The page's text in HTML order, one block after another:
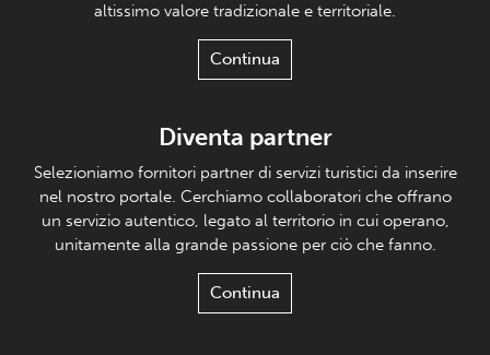
altissimo valore tradizionale e territoriale.
Continua
Diventa partner
Selezioniamo fornitori partner di servizi turistici da inserire
nel nostro portale. Cerchiamo collaboratori che offrano
un servizio autentico, legato al territorio in cui operano,
unitamente alla grande passione per ciò che fanno.
Continua